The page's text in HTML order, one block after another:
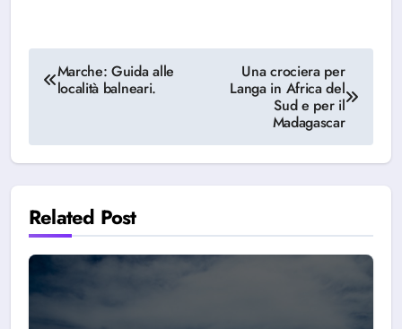
Navigazione
articoli
Marche: Guida alle
località balneari.
Una crociera per
Langa in Africa del
Sud e per il
Madagascar
Related Post